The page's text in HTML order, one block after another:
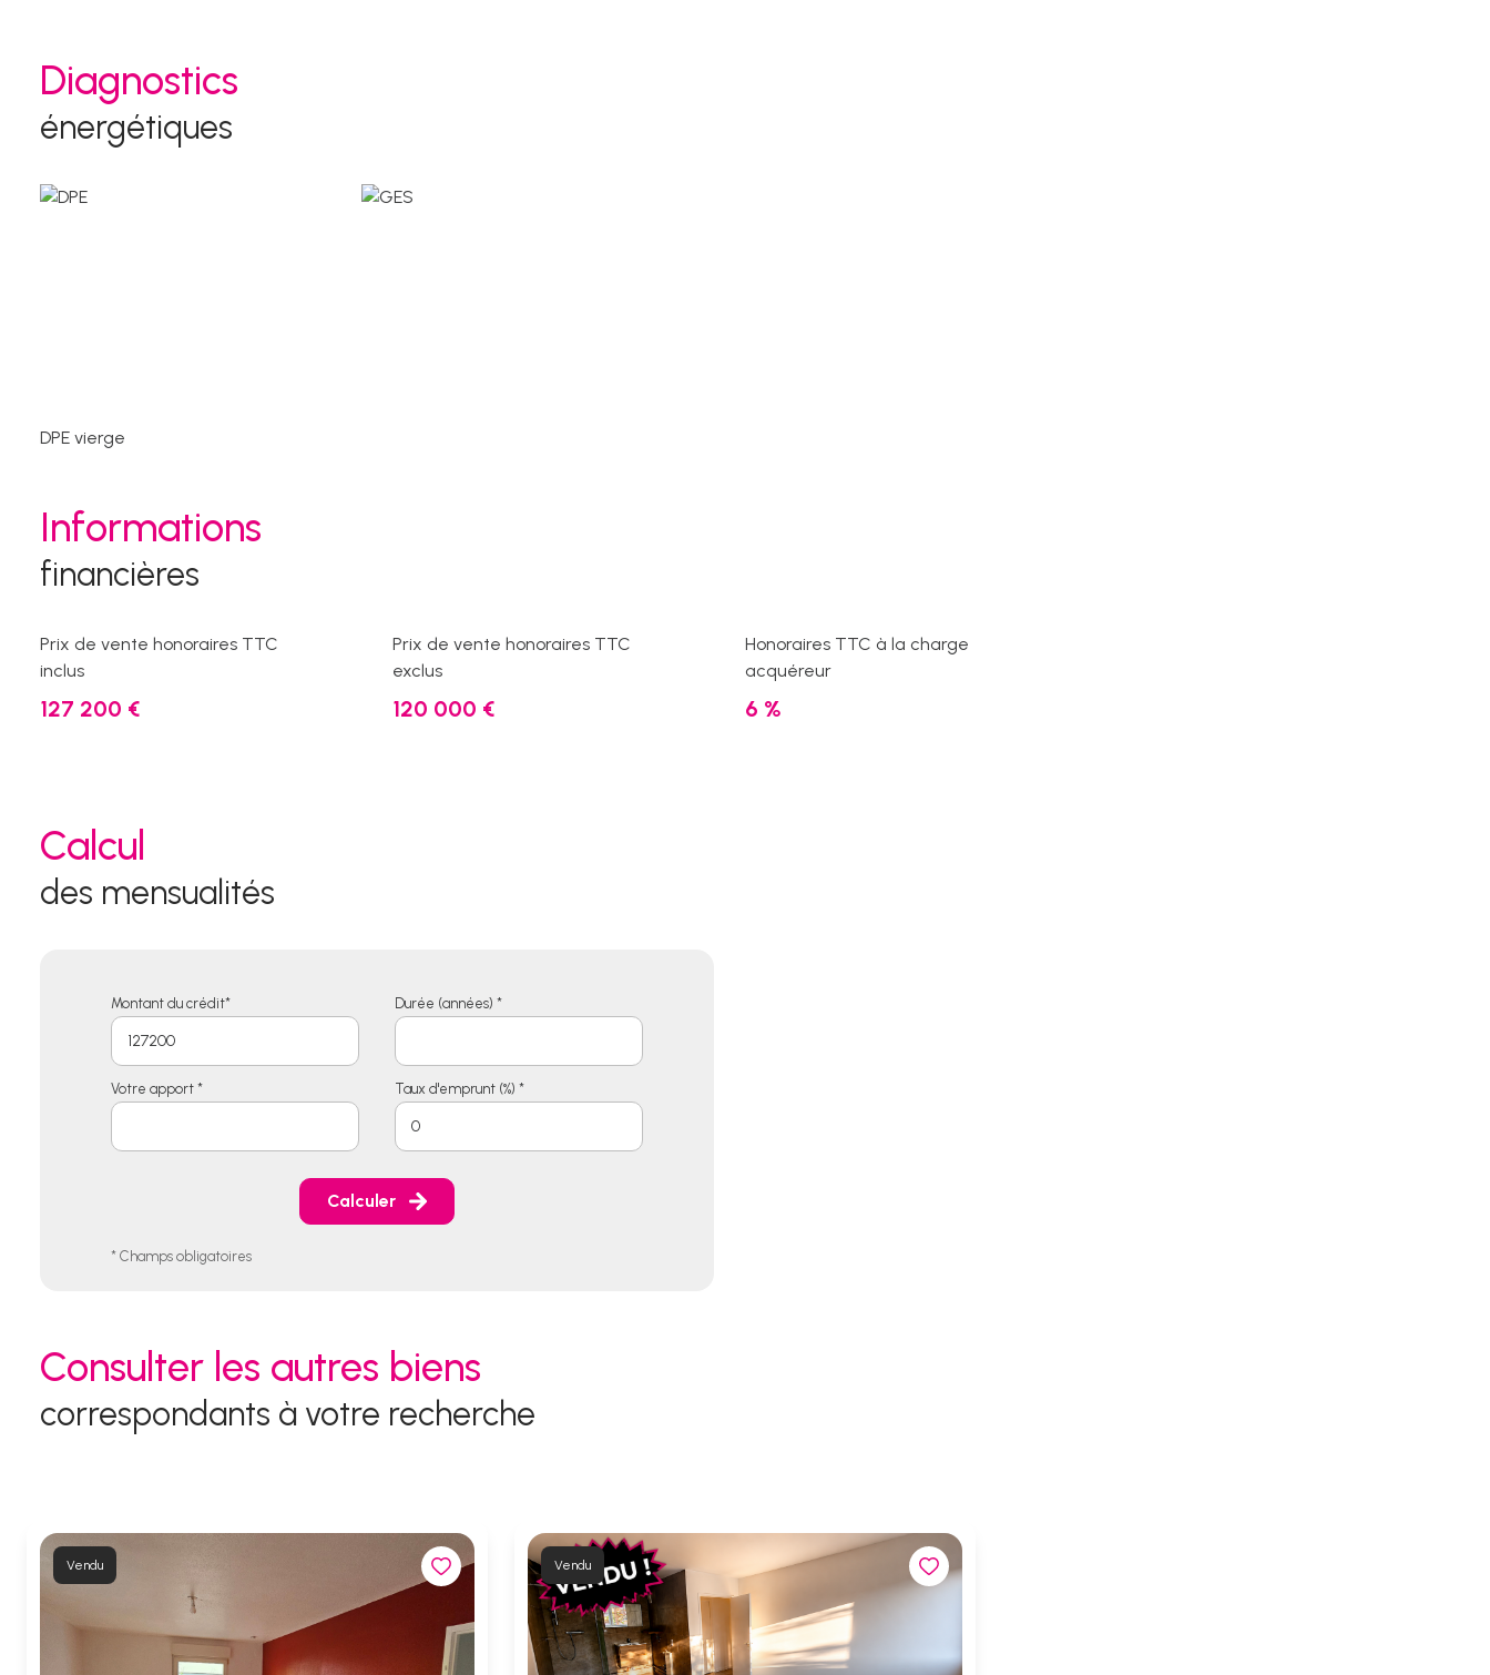
Diagnostics
énergétiques
DPE vierge
Informations
financières
Prix de vente honoraires TTC
inclus
127 200 €
Prix de vente honoraires TTC
exclus
120 000 €
Honoraires TTC à la charge
acquéreur
6 %
Calcul
des mensualités
Montant du crédit* Durée (années) *
Votre apport * Taux d'emprunt (%) *
Calculer
* Champs obligatoires
Consulter les autres biens
correspondants à votre recherche
Vendu Vendu